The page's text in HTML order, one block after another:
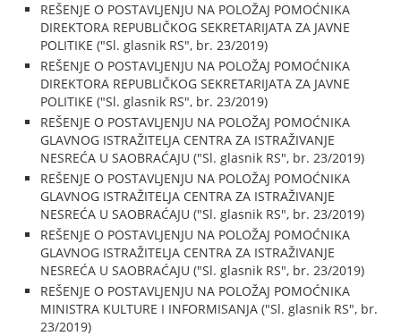
REŠENJE O POSTAVLJENJU NA POLOŽAJ POMOĆNIKA
DIREKTORA REPUBLIČKOG SEKRETARIJATA ZA JAVNE
POLITIKE ("Sl. glasnik RS", br. 23/2019)
REŠENJE O POSTAVLJENJU NA POLOŽAJ POMOĆNIKA
DIREKTORA REPUBLIČKOG SEKRETARIJATA ZA JAVNE
POLITIKE ("Sl. glasnik RS", br. 23/2019)
REŠENJE O POSTAVLJENJU NA POLOŽAJ POMOĆNIKA
GLAVNOG ISTRAŽITELJA CENTRA ZA ISTRAŽIVANJE
NESREĆA U SAOBRAĆAJU ("Sl. glasnik RS", br. 23/2019)
REŠENJE O POSTAVLJENJU NA POLOŽAJ POMOĆNIKA
GLAVNOG ISTRAŽITELJA CENTRA ZA ISTRAŽIVANJE
NESREĆA U SAOBRAĆAJU ("Sl. glasnik RS", br. 23/2019)
REŠENJE O POSTAVLJENJU NA POLOŽAJ POMOĆNIKA
GLAVNOG ISTRAŽITELJA CENTRA ZA ISTRAŽIVANJE
NESREĆA U SAOBRAĆAJU ("Sl. glasnik RS", br. 23/2019)
REŠENJE O POSTAVLJENJU NA POLOŽAJ POMOĆNIKA
MINISTRA KULTURE I INFORMISANJA ("Sl. glasnik RS", br.
23/2019)